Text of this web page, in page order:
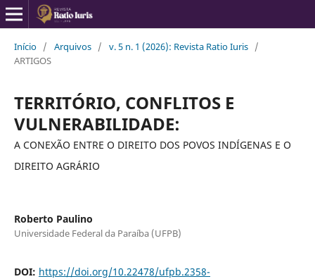
Início / Arquivos / v. 5 n. 1 (2026): Revista Ratio Iuris /
ARTIGOS
TERRITÓRIO, CONFLITOS E
VULNERABILIDADE:
A CONEXÃO ENTRE O DIREITO DOS POVOS INDÍGENAS E O
DIREITO AGRÁRIO
Roberto Paulino
Universidade Federal da Paraíba (UFPB)
DOI: https://doi.org/10.22478/ufpb.2358-